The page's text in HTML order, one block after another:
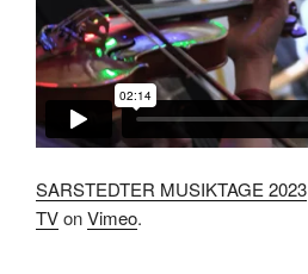
SARSTEDTER MUSIKTAGE 2023
TVonVimeo.